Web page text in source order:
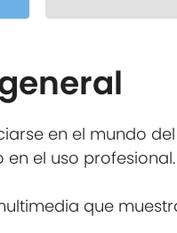
en el mundo
el uso profesional.
que